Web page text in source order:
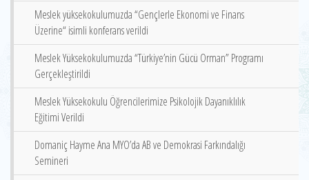
Meslek yüksekokulumuzda “Gençlerle Ekonomi ve Finans
Üzerine“ isimli konferans verildi
Meslek Yüksekokulumuzda “Türkiye’nin Gücü Orman” Programı
Gerçekleştirildi
Meslek Yüksekokulu Öğrencilerimize Psikolojik Dayanıklılık
Eğitimi Verildi
Domaniç Hayme Ana MYO’da AB ve Demokrasi Farkındalığı
Semineri